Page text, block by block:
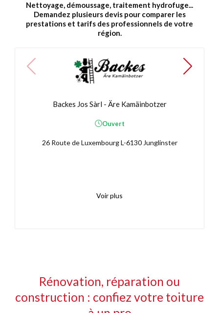
Nettoyage, démoussage, traitement hydrofuge...
Demandez plusieurs devis pour comparer les
prestations et tarifs des professionnels de votre
région.
Backes Jos Sàrl - Äre Kamäinbotzer
Ouvert
26 Route de Luxembourg L-6130 Junglinster
Voir plus
Rénovation, réparation ou
construction : confiez votre toiture